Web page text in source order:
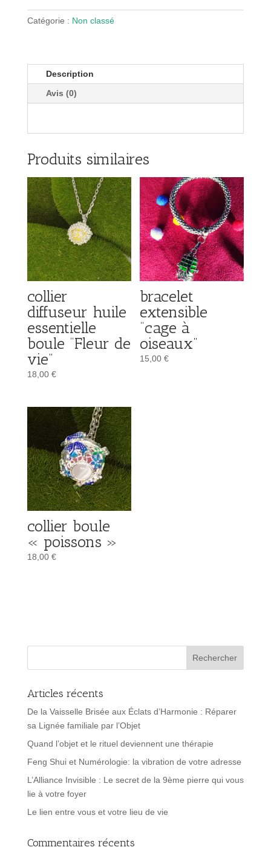
"roses"
Catégorie : Non classé
Description
Avis (0)
Produits similaires
collier
diffuseur huile
essentielle
boule “Fleur de
vie”
18,00 €
bracelet
extensible
“cage à
oiseaux”
15,00€
collier boule
« poissons »
18,00 €
Articles récents
De la Vaisselle Brisée aux Éclats d’Harmonie : Réparer
sa Lignée familiale par l’Objet
Quand l’objet et le rituel deviennent une thérapie
Feng Shui et Numérologie: la vibration de votre adresse
L’Alliance Invisible : Le secret de la 9ème pierre qui vous
lie à votre foyer
Le lien entre vous et votre lieu de vie
Commentaires récents